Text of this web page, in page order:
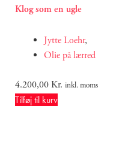
Klog som en ugle
Jytte Loehr,
Olie på lærred
4.200,00Kr. inkl. moms
Tilføj til kurv